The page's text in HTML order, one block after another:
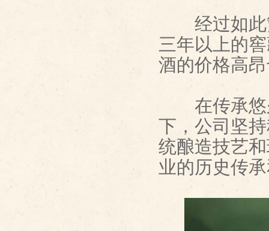
经过如此
三年以上的
酒的价格高
在传承悠
下，公司坚
统酿造技艺
业的历史传